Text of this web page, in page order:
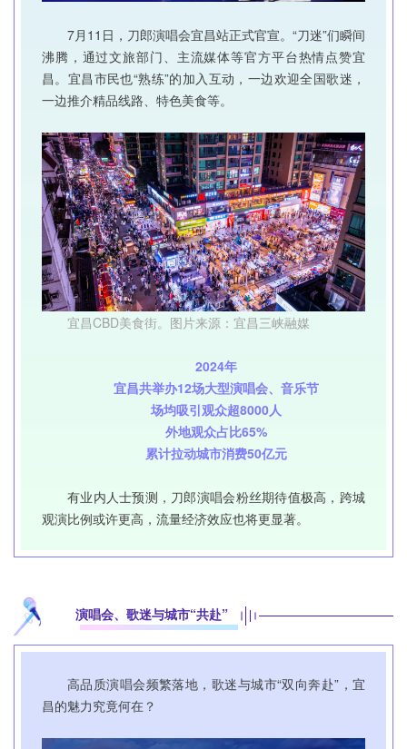
7月11日，刀郎演唱会宜昌站正式官宣。“刀迷”们瞬间
沸腾，通过文旅部门、主流媒体等官方平台热情点赞宜
昌。宜昌市民也“熟练”的加入互动，一边欢迎全国歌迷，
一边推介精品线路、特色美食等。
宜昌CBD美食街。图片来源：宜昌三峡融媒
2024年
宜昌共举办12场大型演唱会、音乐节
场均吸引观众超8000人
外地观众占比65%
累计拉动城市消费50亿元
有业内人士预测，刀郎演唱会粉丝期待值极高，跨城
观演比例或许更高，流量经济效应也将更显著。
演唱会、歌迷与城市“共赴”
高品质演唱会频繁落地，歌迷与城市“双向奔赴”，宜
昌的魅力究竟何在？